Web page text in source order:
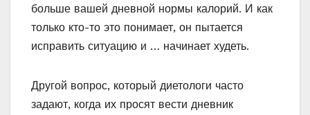
больше вашей дневной нормы калорий. И как
только кто-то это понимает, он пытается
исправить ситуацию и … начинает худеть.
Другой вопрос, который диетологи часто
задают, когда их просят вести дневник